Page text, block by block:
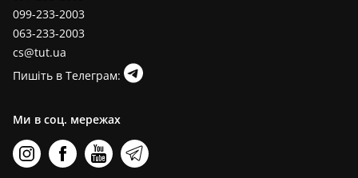
099-233-2003
063-233-2003
cs@tut.ua
Пишіть в Телеграм:
Ми в соц. мережах